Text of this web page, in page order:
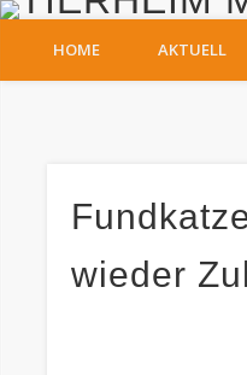
HOME AKTUELL
wieder